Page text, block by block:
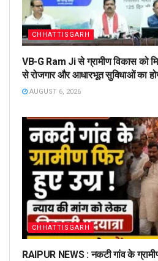
CHHATTISGARH
VB-G Ram Ji से ग्रामीण विकास को
से रोजगार और आधारभूत सुविधाओं का
AUGUST 6, 2026
CHHATTISGARH
RAIPUR NEWS : नकटी गांव के